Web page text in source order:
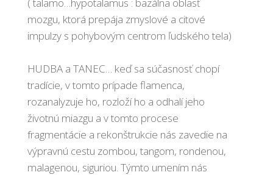
mozgu, ktorá prepája zmyslové a citové
impulzy s pohybovým centrom ľudského tela)
HUDBA a TANEC… keď sa súčasnosť chopí
tradície, v tomto prípade flamenca,
rozanalyzuje ho, rozloží ho a odhalí jeho
životnú miazgu a v tomto procese
fragmentácie a rekonštrukcie nás zavedie na
výpravnú cestu zombou, tangom, rondenou,
malagenou, siguriou. Týmto umením nás